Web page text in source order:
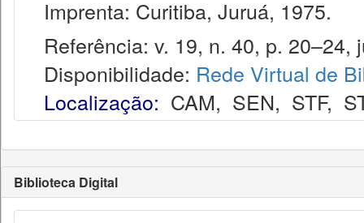
Imprenta: Curitiba, Juruá, 1975.
Referência: v. 19, n. 40, p. 20–24,
Disponibilidade: Rede Virtual de
Localização: CAM, SEN, STF,
Biblioteca Digital